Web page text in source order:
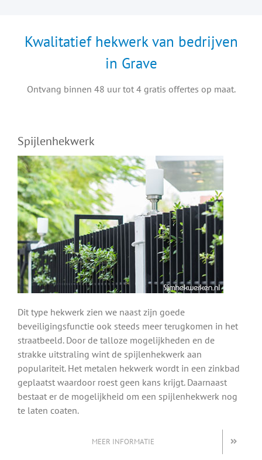
Kwalitatief hekwerk van bedrijven
in Grave
Ontvang binnen 48 uur tot 4 gratis offertes op maat.
Spijlenhekwerk
Dit type hekwerk zien we naast zijn goede
beveiligingsfunctie ook steeds meer terugkomen in het
straatbeeld. Door de talloze mogelijkheden en de
strakke uitstraling wint de spijlenhekwerk aan
populariteit. Het metalen hekwerk wordt in een zinkbad
geplaatst waardoor roest geen kans krijgt. Daarnaast
bestaat er de mogelijkheid om een spijlenhekwerk nog
te laten coaten.
MEER INFORMATIE